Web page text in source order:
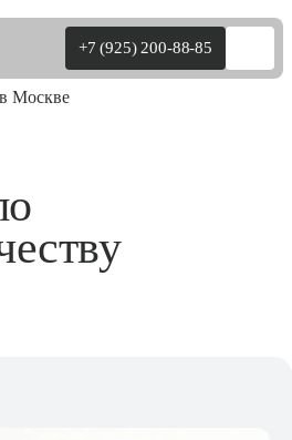
+7 (925) 200-88-85
Москве